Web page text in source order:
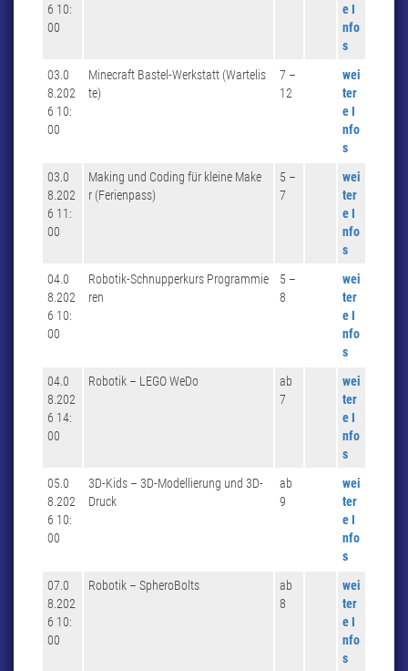
6 10:
00
e I
nfo
s
03.0
8.202
6 10:
00
Minecraft Bastel-Werkstatt (Wartelis
te)
7 –
12
wei
ter
e I
nfo
s
03.0
8.202
6 11:
00
Making und Coding für kleine Make
r (Ferienpass)
5 –
7
wei
ter
e I
nfo
s
04.0
8.202
6 10:
00
Robotik-Schnupperkurs Programmie
ren
5 –
8
wei
ter
e I
nfo
s
04.0
8.202
6 14:
00
Robotik – LEGO WeDo
ab
7
wei
ter
e I
nfo
s
05.0
8.202
6 10:
00
3D-Kids – 3D-Modellierung und 3D-
Druck
ab
9
wei
ter
e I
nfo
s
07.0
8.202
6 10:
00
Robotik – SpheroBolts
ab
8
wei
ter
e I
nfo
s